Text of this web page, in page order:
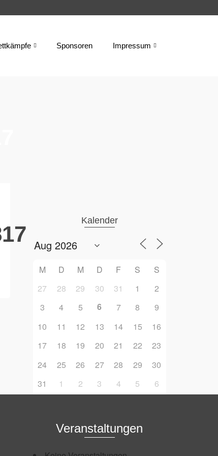
Sponsoren Impressum
Kalender
M D M D F S
S
27
28 29 30 31 1
2
3
4 5 6 7 8
9
10
11 12 13 14 15
16
17
18 19 20 21 22
23
24
25 26 27 28 29
30
31
1 2 3 4 5 6
Veranstaltungen